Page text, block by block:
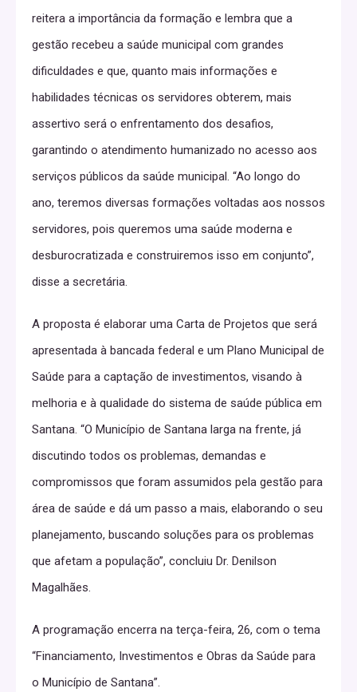
reitera a importância da formação e lembra que a
gestão recebeu a saúde municipal com grandes
dificuldades e que, quanto mais informações e
habilidades técnicas os servidores obterem, mais
assertivo será o enfrentamento dos desafios,
garantindo o atendimento humanizado no acesso aos
serviços públicos da saúde municipal. “Ao longo do
ano, teremos diversas formações voltadas aos nossos
servidores, pois queremos uma saúde moderna e
desburocratizada e construiremos isso em conjunto”,
disse a secretária.
A proposta é elaborar uma Carta de Projetos que será
apresentada à bancada federal e um Plano Municipal de
Saúde para a captação de investimentos, visando à
melhoria e à qualidade do sistema de saúde pública em
Santana. “O Município de Santana larga na frente, já
discutindo todos os problemas, demandas e
compromissos que foram assumidos pela gestão para
área de saúde e dá um passo a mais, elaborando o seu
planejamento, buscando soluções para os problemas
que afetam a população”, concluiu Dr. Denilson
Magalhães.
A programação encerra na terça-feira, 26, com o tema
“Financiamento, Investimentos e Obras da Saúde para
o Município de Santana”.